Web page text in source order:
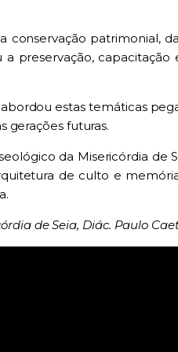
patrimonial,
preservação, capacitação
estas temáticas
gerações futuras.
da Misericórdia de
de culto e
de Seia, Diác. Paulo